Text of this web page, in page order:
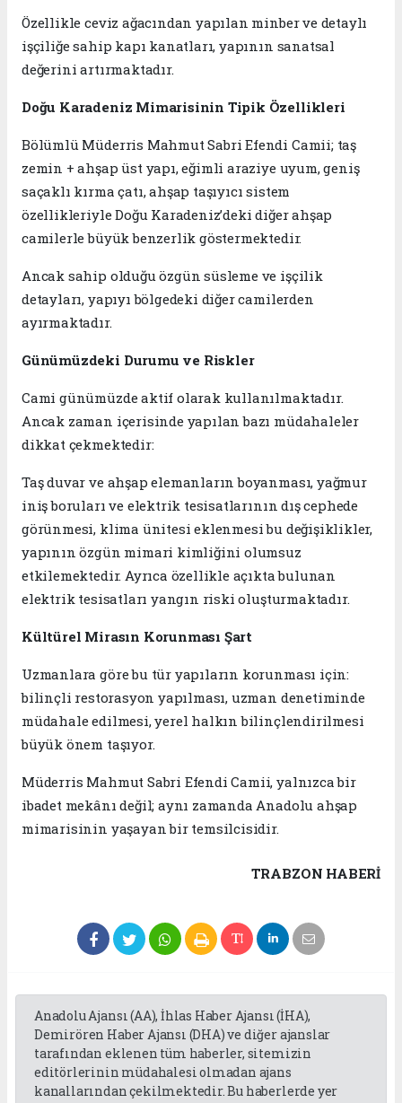
Özellikle ceviz ağacından yapılan minber ve detaylı
işçiliğe sahip kapı kanatları, yapının sanatsal
değerini artırmaktadır.
Doğu Karadeniz Mimarisinin Tipik Özellikleri
Bölümlü Müderris Mahmut Sabri Efendi Camii; taş
zemin + ahşap üst yapı, eğimli araziye uyum, geniş
saçaklı kırma çatı, ahşap taşıyıcı sistem
özellikleriyle Doğu Karadeniz’deki diğer ahşap
camilerle büyük benzerlik göstermektedir.
Ancak sahip olduğu özgün süsleme ve işçilik
detayları, yapıyı bölgedeki diğer camilerden
ayırmaktadır.
Günümüzdeki Durumu ve Riskler
Cami günümüzde aktif olarak kullanılmaktadır.
Ancak zaman içerisinde yapılan bazı müdahaleler
dikkat çekmektedir:
Taş duvar ve ahşap elemanların boyanması, yağmur
iniş boruları ve elektrik tesisatlarının dış cephede
görünmesi, klima ünitesi eklenmesi bu değişiklikler,
yapının özgün mimari kimliğini olumsuz
etkilemektedir. Ayrıca özellikle açıkta bulunan
elektrik tesisatları yangın riski oluşturmaktadır.
Kültürel Mirasın Korunması Şart
Uzmanlara göre bu tür yapıların korunması için:
bilinçli restorasyon yapılması, uzman denetiminde
müdahale edilmesi, yerel halkın bilinçlendirilmesi
büyük önem taşıyor.
Müderris Mahmut Sabri Efendi Camii, yalnızca bir
ibadet mekânı değil; aynı zamanda Anadolu ahşap
mimarisinin yaşayan bir temsilcisidir.
TRABZON HABERİ
Anadolu Ajansı (AA), İhlas Haber Ajansı (İHA),
Demirören Haber Ajansı (DHA) ve diğer ajanslar
tarafından eklenen tüm haberler, sitemizin
editörlerinin müdahalesi olmadan ajans
kanallarından çekilmektedir. Bu haberlerde yer